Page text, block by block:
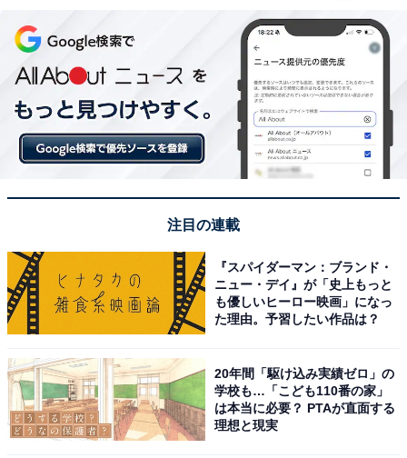
注目の連載
『スパイダーマン：ブランド・
ニュー・デイ』が「史上もっと
も優しいヒーロー映画」になっ
た理由。予習したい作品は？
20年間「駆け込み実績ゼロ」の
学校も…「こども110番の家」
は本当に必要？ PTAが直面する
理想と現実